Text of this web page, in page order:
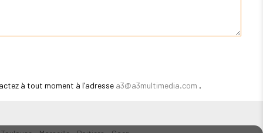
à tout moment à l'adresse a3@a3multimedia.com .